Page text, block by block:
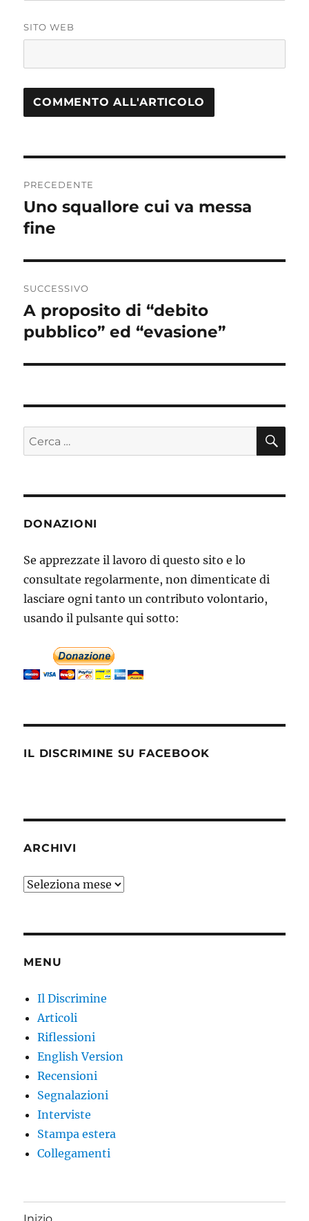
SITO WEB
articoli
PRECEDENTE
Articolo
precedente:
Uno squallore cui va messa
fine
SUCCESSIVO
Articolo
successivo:
A proposito di “debito
pubblico” ed “evasione”
Cerca:
DONAZIONI
Se apprezzate il lavoro di questo sito e lo
consultate regolarmente, non dimenticate di
lasciare ogni tanto un contributo volontario,
usando il pulsante qui sotto:
IL DISCRIMINE SU FACEBOOK
ARCHIVI
Archivi
MENU
Il Discrimine
Articoli
Riflessioni
English Version
Recensioni
Segnalazioni
Interviste
Stampa estera
Collegamenti